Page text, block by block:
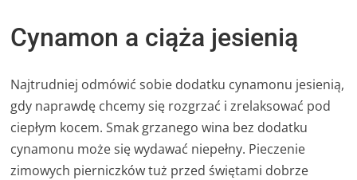
Cynamon a ciąża jesienią
Najtrudniej odmówić sobie dodatku cynamonu jesienią,
gdy naprawdę chcemy się rozgrzać i zrelaksować pod
ciepłym kocem. Smak grzanego wina bez dodatku
cynamonu może się wydawać niepełny. Pieczenie
zimowych pierniczków tuż przed świętami dobrze